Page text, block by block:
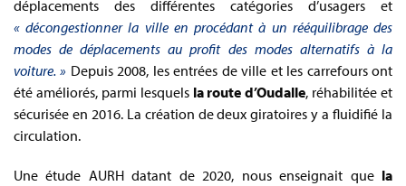
déplacements des différentes catégories d’usagers et
« décongestionner la ville en procédant à un rééquilibrage des
modes de déplacements au profit des modes alternatifs à la
voiture. » Depuis 2008, les entrées de ville et les carrefours ont
été améliorés, parmi lesquels la route d’Oudalle, réhabilitée et
sécurisée en 2016. La création de deux giratoires y a fluidifié la
circulation.
Une étude AURH datant de 2020, nous enseignait quela